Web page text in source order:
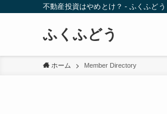
不動産投資はやめとけ？ - ふくふどう
ふくふどう
ホーム Member Directory